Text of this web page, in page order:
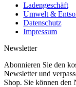
Cookie-
Ladengeschäft
Umwelt &
Datenschutz
Abonnieren Sie den
Newsletter und